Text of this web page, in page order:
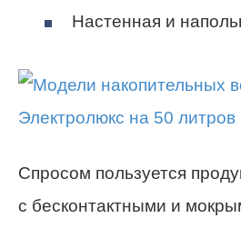
Настенная и
Спросом пользуется
с бесконтактными и